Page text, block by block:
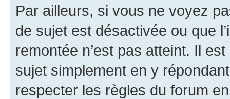
Par ailleurs, si vous ne voyez
de sujet est désactivée ou que
remontée n’est pas atteint. Il
sujet simplement en y
respecter les règles du forum